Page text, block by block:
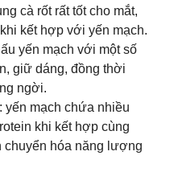
cà rốt rất tốt cho mắt,
kết hợp với yến mạch.
yến mạch với một số
giữ dáng, đồng thời
ngời.
yến mạch chứa nhiều
khi kết hợp cùng
chuyển hóa năng lượng